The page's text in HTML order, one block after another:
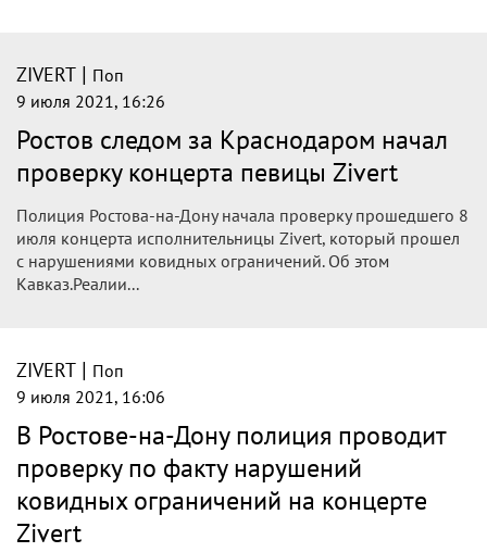
ZIVERT | Поп
9 июля 2021, 16:26
Ростов следом за Краснодаром начал
проверку концерта певицы Zivert
Полиция Ростова-на-Дону начала проверку прошедшего 8
июля концерта исполнительницы Zivert, который прошел
с нарушениями ковидных ограничений. Об этом
Кавказ.Реалии...
ZIVERT | Поп
9 июля 2021, 16:06
В Ростове-на-Дону полиция проводит
проверку по факту нарушений
ковидных ограничений на концерте
Zivert